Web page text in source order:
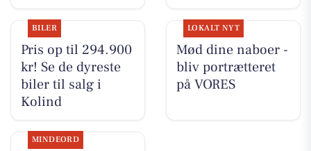
BILER
Pris op til 294.900
kr! Se de dyreste
biler til salg i
Kolind
LOKALT NYT
Mød dine naboer -
bliv portrætteret
på VORES
MINDEORD